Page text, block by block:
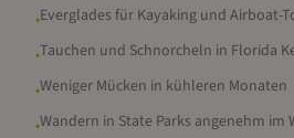
•Everglades für Kayaking und Airboat-
•Tauchen und Schnorcheln in Florida
•Weniger Mücken in kühleren Monaten
•Wandern in State Parks angenehm im